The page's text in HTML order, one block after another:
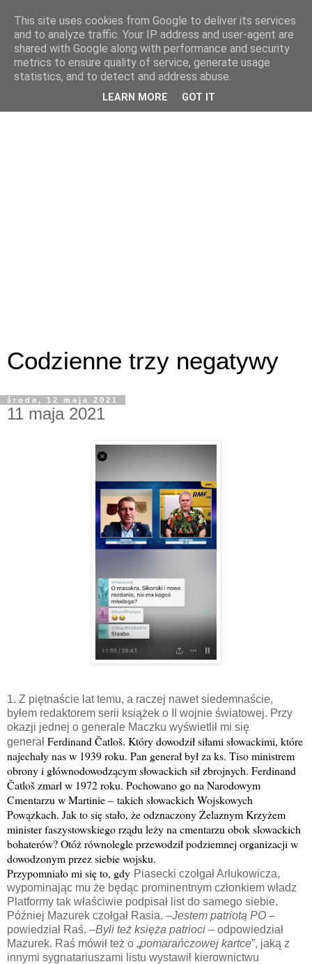
Codzienne trzy negatywy
środa, 12 maja 2021
11 maja 2021
1. Z piętnaście lat temu, a raczej nawet siedemnaście,
byłem redaktorem serii książek o II wojnie światowej. Przy
okazji jednej o generale Maczku wyświetlił mi się
generał Ferdinand Čatloš. Który dowodził siłami słowackimi, które
najechały nas w 1939 roku. Pan generał był za ks. Tiso ministrem
obrony i głównodowodzącym słowackich sił zbrojnych. Ferdinand
Čatloš zmarl w 1972 roku. Pochowano go na Narodowym
Cmentarzu w Martinie – takich słowackich Wojskowych
Powązkach. Jak to się stało, że odznaczony Żelaznym Krzyżem
minister faszystowskiego rządu leży na cmentarzu obok slowackich
bohaterów? Otóż równolegle przewodził podziemnej organizacji w
dowodzonym przez siebie wojsku.
Przypomniało mi się to, gdy Piasecki czołgał Arłukowicza,
wypominając mu że będąc prominentnym członkiem władz
Platformy tak właściwie podpisał list do samego siebie.
Później Mazurek czołgał Rasia. –Jestem patriotą PO –
powiedział Raś. –Byli też księża patrioci – odpowiedział
Mazurek. Raś mówił też o „pomarańczowej kartce”, jaką z
innymi sygnatariuszami listu wystawił kierownictwu
This site uses cookies from Google to deliver its services
and to analyze traffic. Your IP address and user-agent are
shared with Google along with performance and security
metrics to ensure quality of service, generate usage
statistics, and to detect and address abuse.
LEARN MORE GOT IT